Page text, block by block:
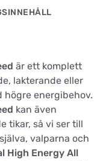
är ett komplett
lakterande eller
energibehov.
kan även
tikar, så vi ser till
valparna och
High Energy All